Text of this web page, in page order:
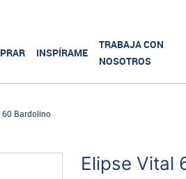
INSPÍRAME
TRABAJA CON
NOSOTROS
60 Bardolino
Elipse Vital